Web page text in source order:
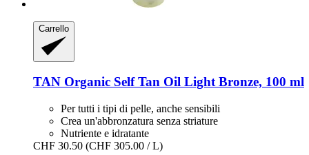
Carrello
TAN Organic Self Tan Oil Light Bronze, 100 ml
Per tutti i tipi di pelle, anche sensibili
Crea un'abbronzatura senza striature
Nutriente e idratante
CHF 30.50 (CHF 305.00 / L)